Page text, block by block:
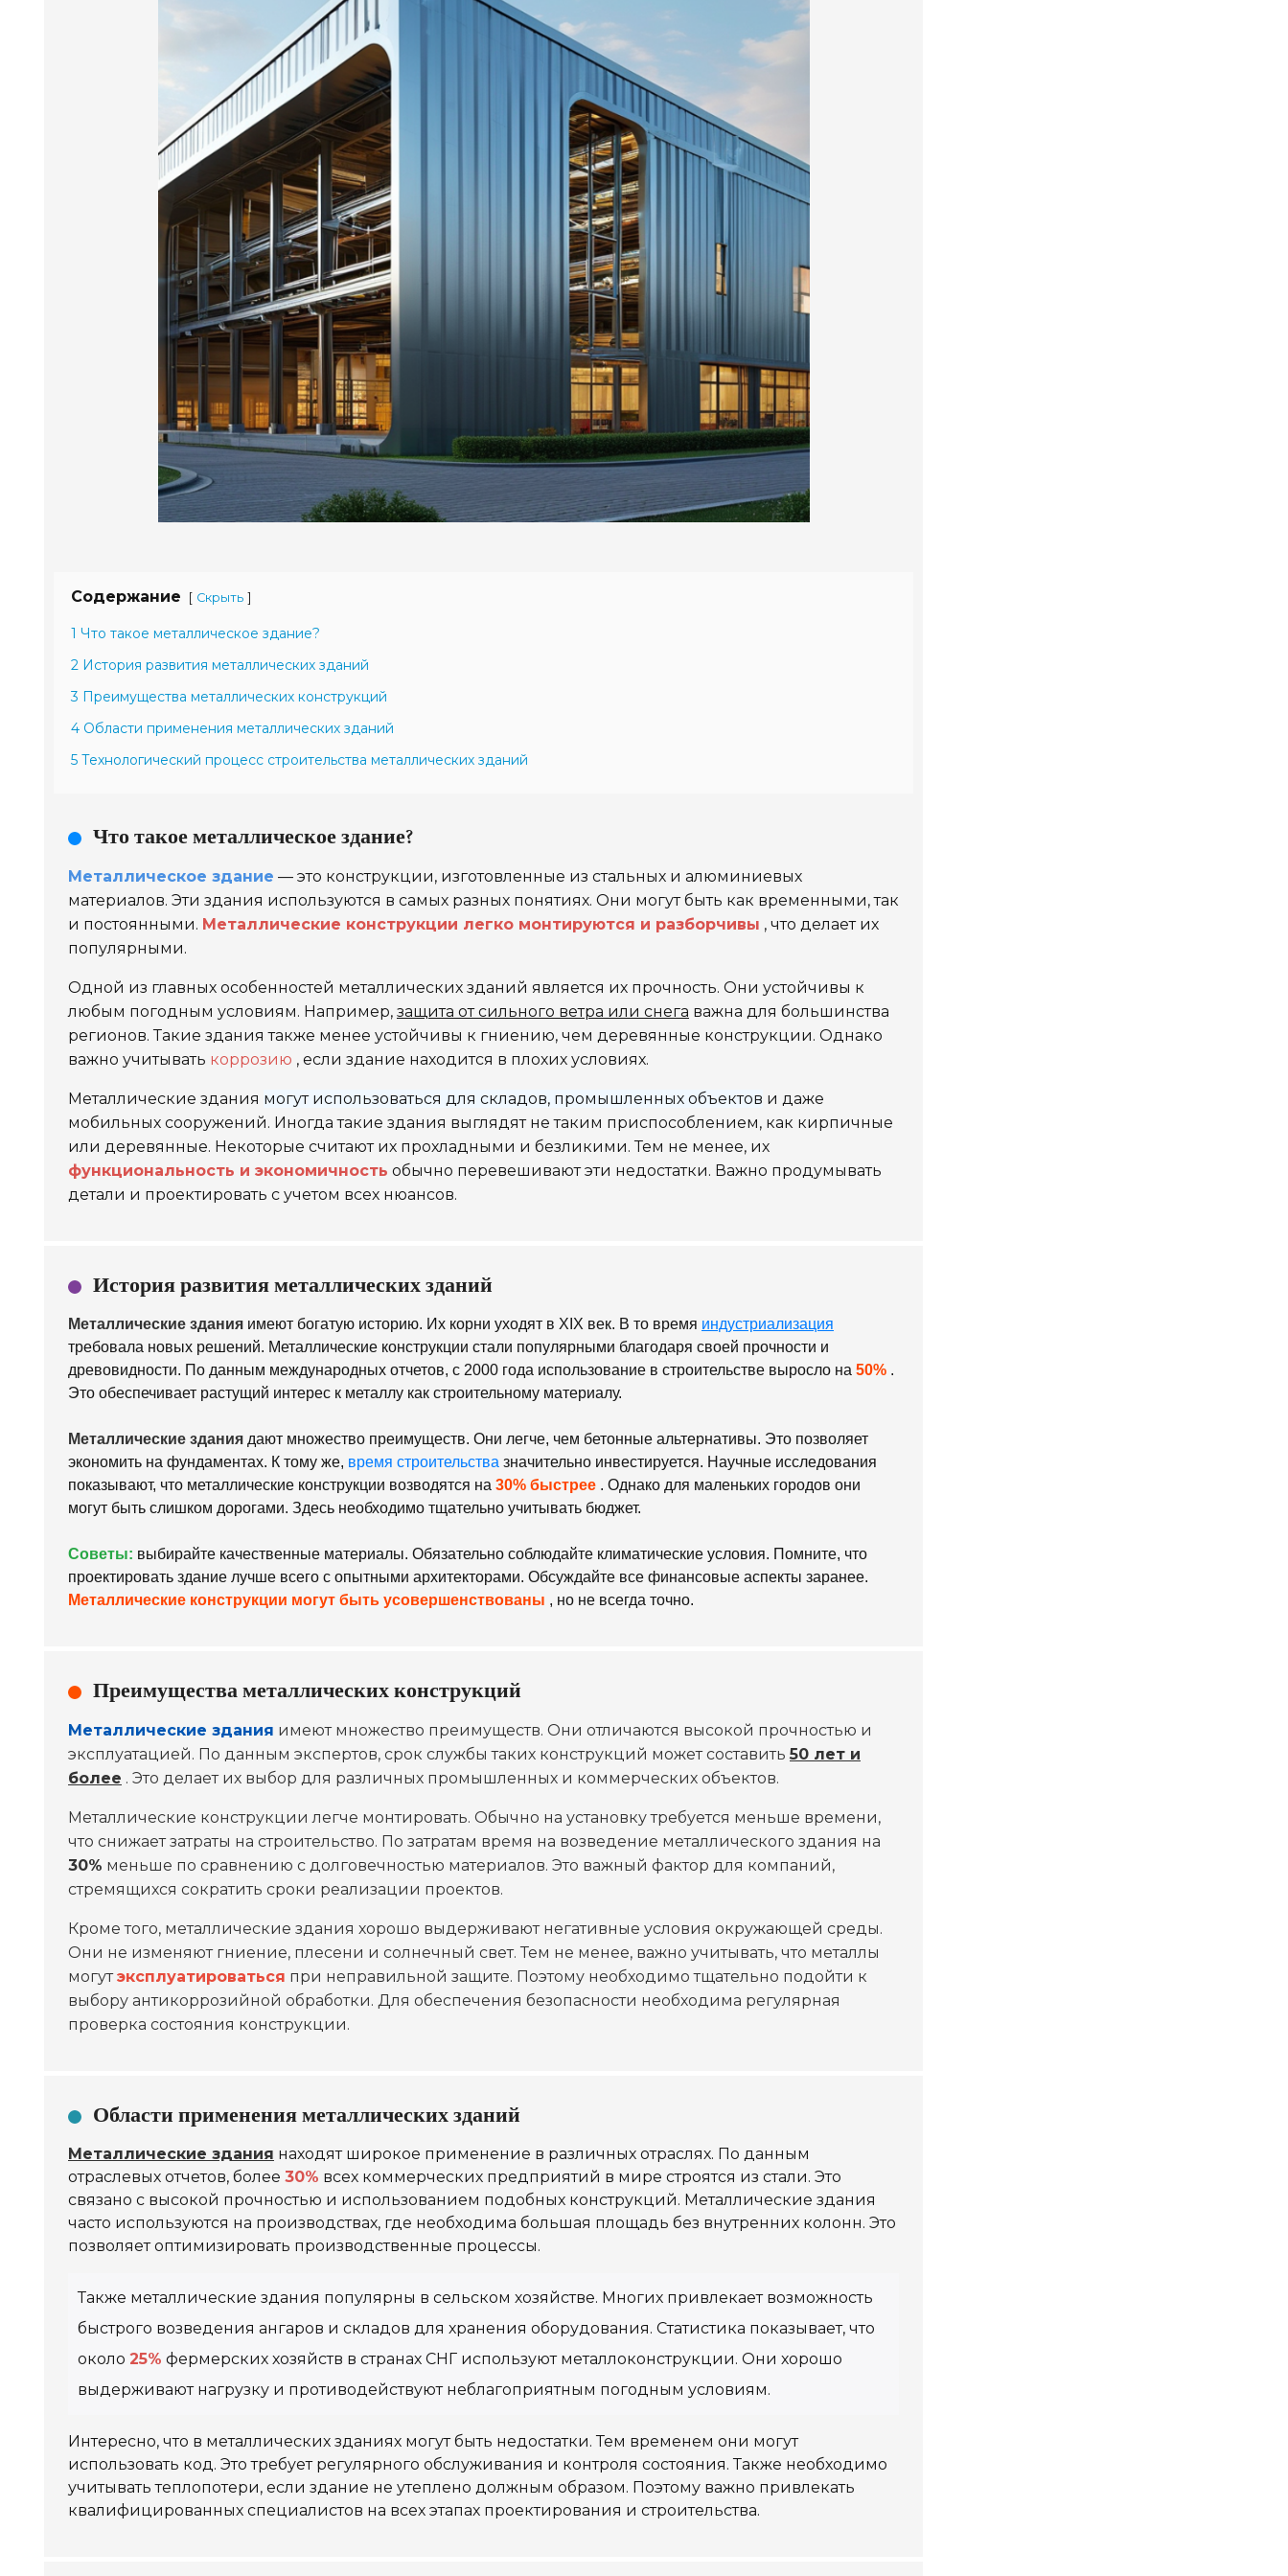
Содержание [ Скрыть ]
1 Что такое металлическое здание?
2 История развития металлических зданий
3 Преимущества металлических конструкций
4 Области применения металлических зданий
5 Технологический процесс строительства металлических зданий
Что такое металлическое здание?
Металлическое здание — это конструкции, изготовленные из стальных и алюминиевых
материалов. Эти здания используются в самых разных понятиях. Они могут быть как временными, так
и постоянными. Металлические конструкции легко монтируются и разборчивы , что делает их
популярными.
Одной из главных особенностей металлических зданий является их прочность. Они устойчивы к
любым погодным условиям. Например, защита от сильного ветра или снега важна для большинства
регионов. Такие здания также менее устойчивы к гниению, чем деревянные конструкции. Однако
важно учитывать коррозию , если здание находится в плохих условиях.
Металлические здания могут использоваться для складов, промышленных объектов и даже
мобильных сооружений. Иногда такие здания выглядят не таким приспособлением, как кирпичные
или деревянные. Некоторые считают их прохладными и безликими. Тем не менее, их
функциональность и экономичность обычно перевешивают эти недостатки. Важно продумывать
детали и проектировать с учетом всех нюансов.
История развития металлических зданий
Металлические здания имеют богатую историю. Их корни уходят в XIX век. В то время индустриализация
требовала новых решений. Металлические конструкции стали популярными благодаря своей прочности и
древовидности. По данным международных отчетов, с 2000 года использование в строительстве выросло на 50% .
Это обеспечивает растущий интерес к металлу как строительному материалу.
Металлические здания дают множество преимуществ. Они легче, чем бетонные альтернативы. Это позволяет
экономить на фундаментах. К тому же, время строительства значительно инвестируется. Научные исследования
показывают, что металлические конструкции возводятся на 30% быстрее . Однако для маленьких городов они
могут быть слишком дорогами. Здесь необходимо тщательно учитывать бюджет.
Советы: выбирайте качественные материалы. Обязательно соблюдайте климатические условия. Помните, что
проектировать здание лучше всего с опытными архитекторами. Обсуждайте все финансовые аспекты заранее.
Металлические конструкции могут быть усовершенствованы , но не всегда точно.
Преимущества металлических конструкций
Металлические здания имеют множество преимуществ. Они отличаются высокой прочностью и
эксплуатацией. По данным экспертов, срок службы таких конструкций может составить 50 лет и
более . Это делает их выбор для различных промышленных и коммерческих объектов.
Металлические конструкции легче монтировать. Обычно на установку требуется меньше времени,
что снижает затраты на строительство. По затратам время на возведение металлического здания на
30% меньше по сравнению с долговечностью материалов. Это важный фактор для компаний,
стремящихся сократить сроки реализации проектов.
Кроме того, металлические здания хорошо выдерживают негативные условия окружающей среды.
Они не изменяют гниение, плесени и солнечный свет. Тем не менее, важно учитывать, что металлы
могутэксплуатироваться при неправильной защите. Поэтому необходимо тщательно подойти к
выбору антикоррозийной обработки. Для обеспечения безопасности необходима регулярная
проверка состояния конструкции.
Области применения металлических зданий
Металлические здания находят широкое применение в различных отраслях. По данным
отраслевых отчетов, более 30% всех коммерческих предприятий в мире строятся из стали. Это
связано с высокой прочностью и использованием подобных конструкций. Металлические здания
часто используются на производствах, где необходима большая площадь без внутренних колонн. Это
позволяет оптимизировать производственные процессы.
Также металлические здания популярны в сельском хозяйстве. Многих привлекает возможность
быстрого возведения ангаров и складов для хранения оборудования. Статистика показывает, что
около 25% фермерских хозяйств в странах СНГ используют металлоконструкции. Они хорошо
выдерживают нагрузку и противодействуют неблагоприятным погодным условиям.
Интересно, что в металлических зданиях могут быть недостатки. Тем временем они могут
использовать код. Это требует регулярного обслуживания и контроля состояния. Также необходимо
учитывать теплопотери, если здание не утеплено должным образом. Поэтому важно привлекать
квалифицированных специалистов на всех этапах проектирования и строительства.